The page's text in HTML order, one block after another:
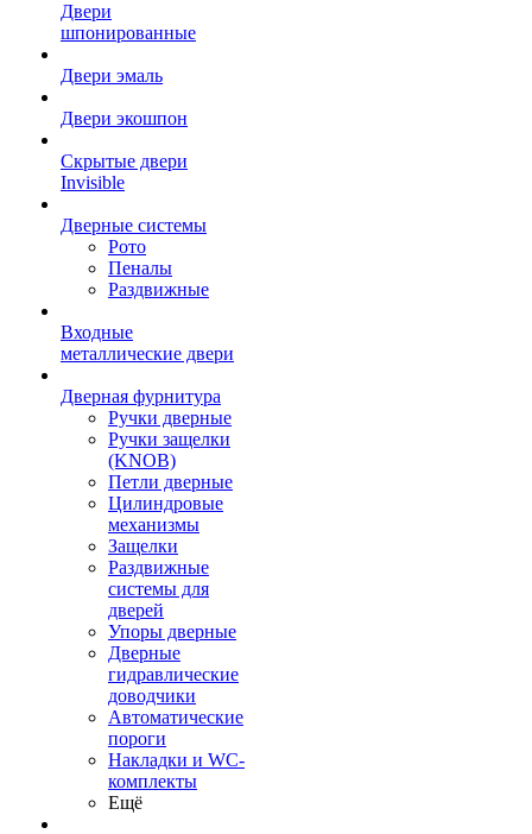
Двери
шпонированные
Двери эмаль
Двери экошпон
Скрытые двери
Invisible
Дверные системы
Рото
Пеналы
Раздвижные
Входные
металлические двери
Дверная фурнитура
Ручки дверные
Ручки защелки
(KNOB)
Петли дверные
Цилиндровые
механизмы
Защелки
Раздвижные
системы для
дверей
Упоры дверные
Дверные
гидравлические
доводчики
Автоматические
пороги
Накладки и WC-
комплекты
Ещё